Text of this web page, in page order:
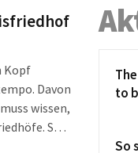
Kopf
Davon
wissen,
So
to
So